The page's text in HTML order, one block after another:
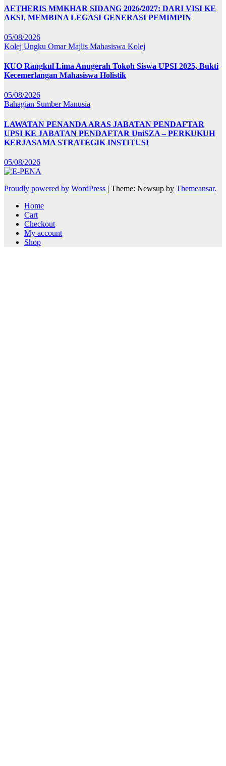
AETHERIS MMKHAR SIDANG 2026/2027: DARI VISI KE
AKSI, MEMBINA LEGASI GENERASI PEMIMPIN
05/08/2026
Kolej Ungku OmarMajlis Mahasiswa Kolej
KUO Rangkul Lima Anugerah Tokoh Siswa UPSI 2025, Bukti
Kecemerlangan Mahasiswa Holistik
05/08/2026
Bahagian Sumber Manusia
LAWATAN PENANDA ARAS JABATAN PENDAFTAR
UPSI KE JABATAN PENDAFTAR UniSZA – PERKUKUH
KERJASAMA STRATEGIK INSTITUSI
05/08/2026
Proudly powered by WordPress | Theme: Newsup by Themeansar.
Home
Cart
Checkout
My account
Shop